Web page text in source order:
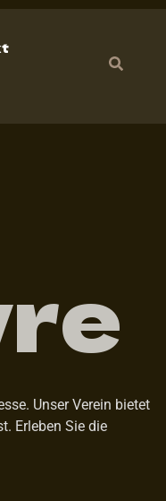
Unser Verein bietet
Erleben Sie die